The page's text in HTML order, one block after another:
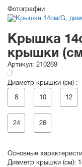
Фотографии
Крышка
крышки
Артикул: 210269
Диаметр крышки (см) :
8 10 12
24 26
Основные
Диаметр крышки (см):